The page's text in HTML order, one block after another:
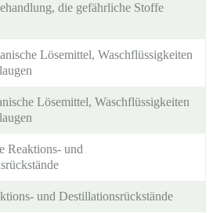
die gefährliche Stoffe
Lösemittel, Waschflüssigkeiten
Lösemittel, Waschflüssigkeiten
Reaktions- und
und Destillationsrückstände